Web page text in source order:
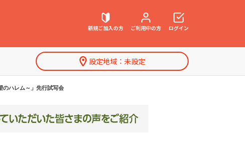
新規ご加入の方 ご利用中の方
お困りごと解決・よくあるご質問
ログイン
設定地域： 未設定
のハレム～」先行試写会